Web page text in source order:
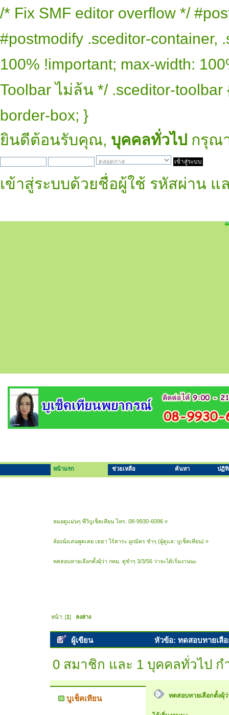
/* Fix SMF editor overflow */
#postmodify .sceditor-container,
100% !important; max-width:
Toolbar ไม่ล้น */ .sceditor-
border-box; }
ยินดีต้อนรับคุณ, บุคคลทั่วไป กรุณ
เข้าสู่ระบบด้วยชื่อผู้ใช้ รหัสผ่าน แ
หน้าแรก ช่วยเหลือ ค้นหา ปฏิ
หมอดูแม่นๆ พี่วิบูเช็คเทียน โทร. 08-9930-6096 »
ห้องนั่งเล่นพูดเคย เฮฮา ไร้สาระ ผูกมิตร ขำๆ (ผู้ดูแล:บูเช็คเทียน) »
ทดสอบทายเลือกตั้งผุ้ว่า กทม. ดูขำๆ 3/3/56 ว่าจะได้เริ่มงานนะ
หน้า: [1] ลงล่าง
ผู้เขียน หัวข้อ: ทดสอบทายเลือ
0 สมาชิก และ 1 บุคคลทั่วไป
บูเช็คเทียน ทดสอบทายเลือกตั้งผุ้